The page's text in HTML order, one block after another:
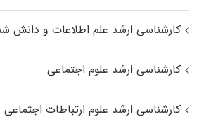
کارشناسی ارشد علم اطلاعات و دانش
کارشناسی ارشد علوم اجتماعی
کارشناسی ارشد علوم ارتباطات اجتماعی